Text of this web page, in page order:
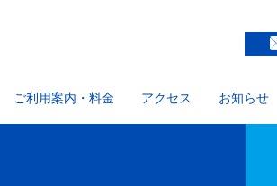
ご利用案内・料金 アクセス お知らせ